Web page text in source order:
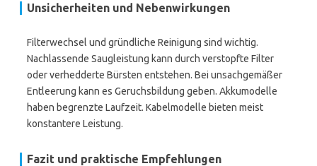
Unsicherheiten und Nebenwirkungen
Filterwechsel und gründliche Reinigung sind wichtig.
Nachlassende Saugleistung kann durch verstopfte Filter
oder verhedderte Bürsten entstehen. Bei unsachgemäßer
Entleerung kann es Geruchsbildung geben. Akkumodelle
haben begrenzte Laufzeit. Kabelmodelle bieten meist
konstantere Leistung.
Fazit und praktische Empfehlungen